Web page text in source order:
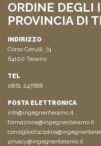
ORDINE DEGLI
PROVINCIA DI
INDIRIZZO
Corso Cerulli, 74
64100 Teramo
TEL
0861 247688
POSTA ELETTRONICA
info@ingegneriteramo.it
formazione@ingegneriteramo.it
privacy@ingegneriteramo.it